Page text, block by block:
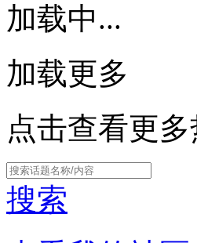
加载中...
加载更多
点击查看更
搜索